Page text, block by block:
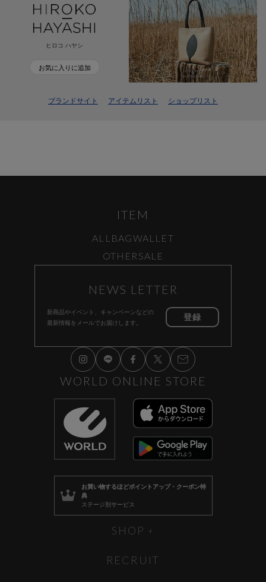
ヒロコ ハヤシ
お気に入りに追加
ブランドサイト アイテムリスト ショップリスト
ITEM
ALL BAGWALLET
OTHER SALE
NEWS LETTER
新商品やイベント、キャンペーンなどの
最新情報をメールでお届けします。
登録
WORLD ONLINE STORE
お買い物するほどポイントアップ・クーポン特
典
ステージ別サービス
SHOP
RECRUIT